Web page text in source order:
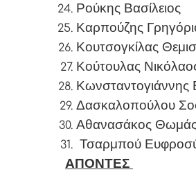
Ρούκης Βασίλειος
Καρπούζης
Κουτσογκίλας
Κούτουλας
Κωνσταντογιάννης
Δασκαλοπούλου
Αθανασάκος Θωμάς
Τσαρμπού
ΑΠΟΝΤΕΣ